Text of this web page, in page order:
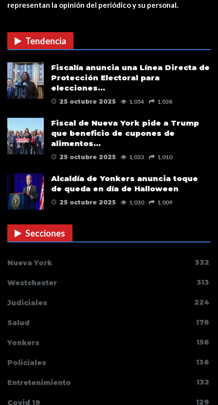
de su campaña…
representan la opinión del periódico y su personal.
Tendencia
Fiscalía anuncia una Línea Directa de
Protección Electoral para
elecciones…
25 octubre 2025 1,054 1,038
Fiscal de Nueva York pide a Trump
que beneficio de cupones de
alimentos…
25 octubre 2025 1,033 1,010
Alcaldía de Yonkers anuncia toque
de queda en día de Halloween
25 octubre 2025 1,030 1,009
Secciones
Nueva York 332
Westchester 313
Judiciales 224
Salud 176
Yonkers 156
Policiales 136
Entretenimiento 132
Covid 19 129